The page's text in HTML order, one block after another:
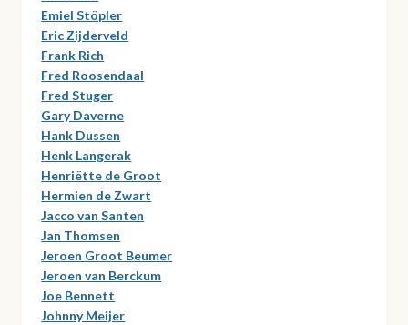
Emiel Stöpler
Eric Zijderveld
Frank Rich
Fred Roosendaal
Fred Stuger
Gary Daverne
Hank Dussen
Henk Langerak
Henriëtte de Groot
Hermien de Zwart
Jacco van Santen
Jan Thomsen
Jeroen Groot Beumer
Jeroen van Berckum
Joe Bennett
Johnny Meijer